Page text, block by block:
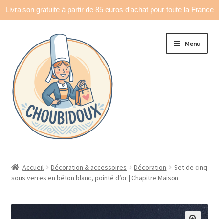
Livraison gratuite à partir de 85 euros d'achat pour toute la France
navigation
contenu
Menu
Made in France
Déco & accessoires
Ouvrir
le
Accueil Décoration & accessoires Décoration
Set de cinq
sous verres en béton blanc, pointé d’or | Chapitre Maison